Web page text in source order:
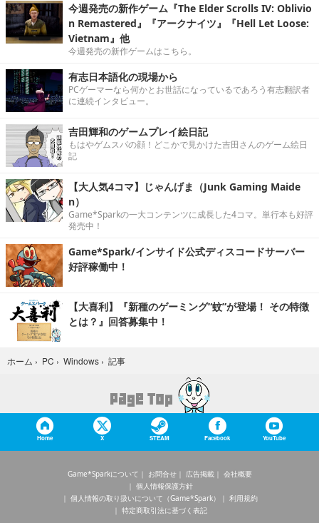
今週発売の新作ゲーム『The Elder Scrolls IV: Oblivio
n Remastered』『アークナイツ』『Hell Let Loose:
Vietnam』他
今週発売の新作ゲームはこちら。
有志日本語化の現場から
PCゲーマーなら何かとお世話になっているであろう有志翻訳者
に連続インタビュー。
吉田輝和のゲームプレイ絵日記
もはやゲムスパの顔！どこかで見かけた吉田さんのゲーム絵日
記
【大人気4コマ】じゃんげま（Junk Gaming Maide
n）
Game*Sparkの一大コンテンツに成長した4コマ。単行本も好評
発売中！
Game*Spark/インサイド公式ディスコードサーバー
好評稼働中！
【大喜利】『新種のゲーミング“蚊”が登場！ その特徴
とは？』回答募集中！
ホーム › PC › Windows › 記事
Home X STEAM Facebook YouTube
Game*Sparkについて お問合せ 広告掲載
会社概要
個人情報保護方針
個人情報の取り扱いについて（Game*Spark）
利用規約
特定商取引法に基づく表記